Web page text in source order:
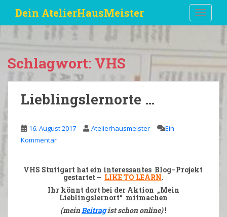
i
Dein AtelierHausMeister
Schlagwort: VHS
Lieblingslernorte …
16. August 2017 Atelierhausmeister
Ein
Kommentar
VHS Stuttgart hat ein interessantes Blog–Projekt
gestartet – LIKE TO LEARN.
Ihr könnt dort bei der Aktion „Mein
Lieblingslernort“ mitmachen
(meinBeitragist schon online)!